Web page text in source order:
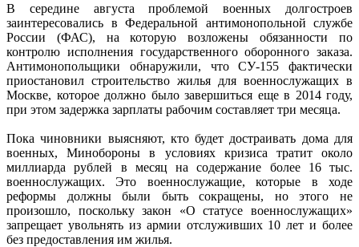
В середине августа проблемой военных долгостроев
заинтересовались в Федеральной антимонопольной службе
России (ФАС), на которую возложены обязанности по
контролю исполнения государственного оборонного заказа.
Антимонопольщики обнаружили, что СУ-155 фактически
приостановил строительство жилья для военнослужащих в
Москве, которое должно было завершиться еще в 2014 году,
при этом задержка зарплаты рабочим составляет три месяца.
Пока чиновники выясняют, кто будет достраивать дома для
военных, Минобороны в условиях кризиса тратит около
миллиарда рублей в месяц на содержание более 16 тыс.
военнослужащих. Это военнослужащие, которые в ходе
реформы должны были быть сокращены, но этого не
произошло, поскольку закон «О статусе военнослужащих»
запрещает увольнять из армии отслуживших 10 лет и более
без предоставления им жилья.